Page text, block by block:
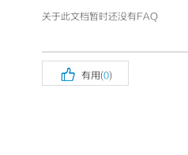
关于此文档暂时还没有FAQ
 有用(0)